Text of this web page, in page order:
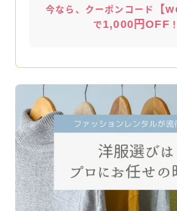
今なら、クーポンコード 【
で1,000円OFF ！